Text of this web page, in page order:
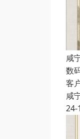
咸
数
客
咸
24-